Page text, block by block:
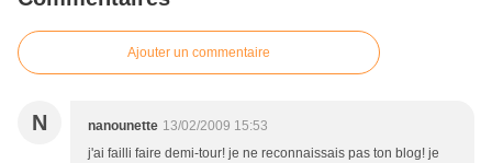
Ajouter un commentaire
N nanounette 13/02/2009 15:53
j'ai failli faire demi-tour! je ne reconnaissais pas ton blog! je